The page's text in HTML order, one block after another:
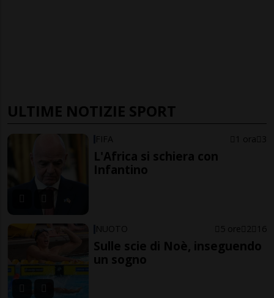
ULTIME NOTIZIE SPORT
FIFA 1 ora 3
L'Africa si schiera con
Infantino
NUOTO 5 ore 2 16
Sulle scie di Noè, inseguendo
un sogno